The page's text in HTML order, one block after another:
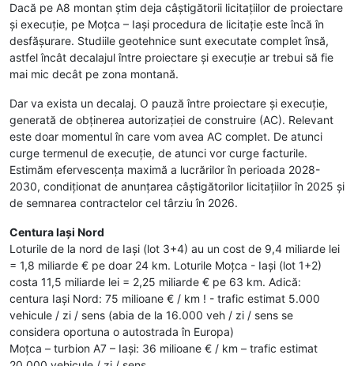
Dacă pe A8 montan știm deja câștigătorii licitaţiilor de proiectare
și execuție, pe Moțca – Iași procedura de licitaţie este încă în
desfășurare. Studiile geotehnice sunt executate complet însă,
astfel încât decalajul între proiectare și execuție ar trebui să fie
mai mic decât pe zona montană.
Dar va exista un decalaj. O pauză între proiectare și execuție,
generată de obținerea autorizației de construire (AC). Relevant
este doar momentul în care vom avea AC complet. De atunci
curge termenul de execuție, de atunci vor curge facturile.
Estimăm efervescenţa maximă a lucrărilor în perioada 2028-
2030, condiționat de anunțarea câștigătorilor licitaţiilor în 2025 și
de semnarea contractelor cel târziu în 2026.
Centura Iași Nord
Loturile de la nord de Iaşi (lot 3+4) au un cost de 9,4 miliarde lei
= 1,8 miliarde € pe doar 24 km. Loturile Moțca - Iași (lot 1+2)
costa 11,5 miliarde lei = 2,25 miliarde € pe 63 km. Adică:
centura Iaşi Nord: 75 milioane € / km ! - trafic estimat 5.000
vehicule / zi / sens (abia de la 16.000 veh / zi / sens se
considera oportuna o autostrada în Europa)
Moțca – turbion A7 – Iaşi: 36 milioane € / km – trafic estimat